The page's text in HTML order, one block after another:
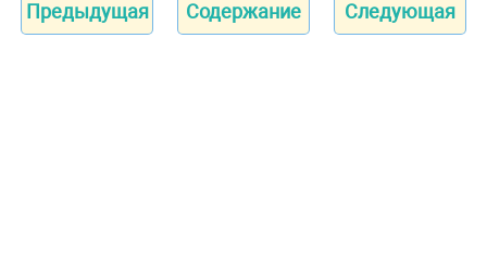
Предыдущая Содержание Следующая